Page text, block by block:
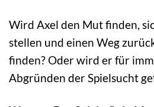
Wird Axel den Mut finden,
stellen und einen Weg
finden? Oder wird er für
Abgründen der Spielsucht